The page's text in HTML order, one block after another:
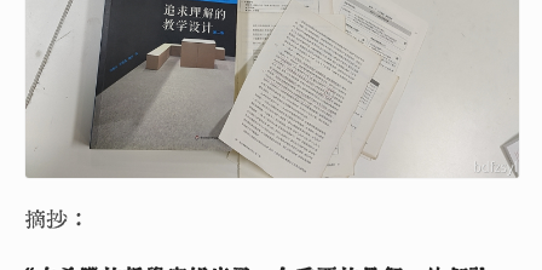
摘抄：